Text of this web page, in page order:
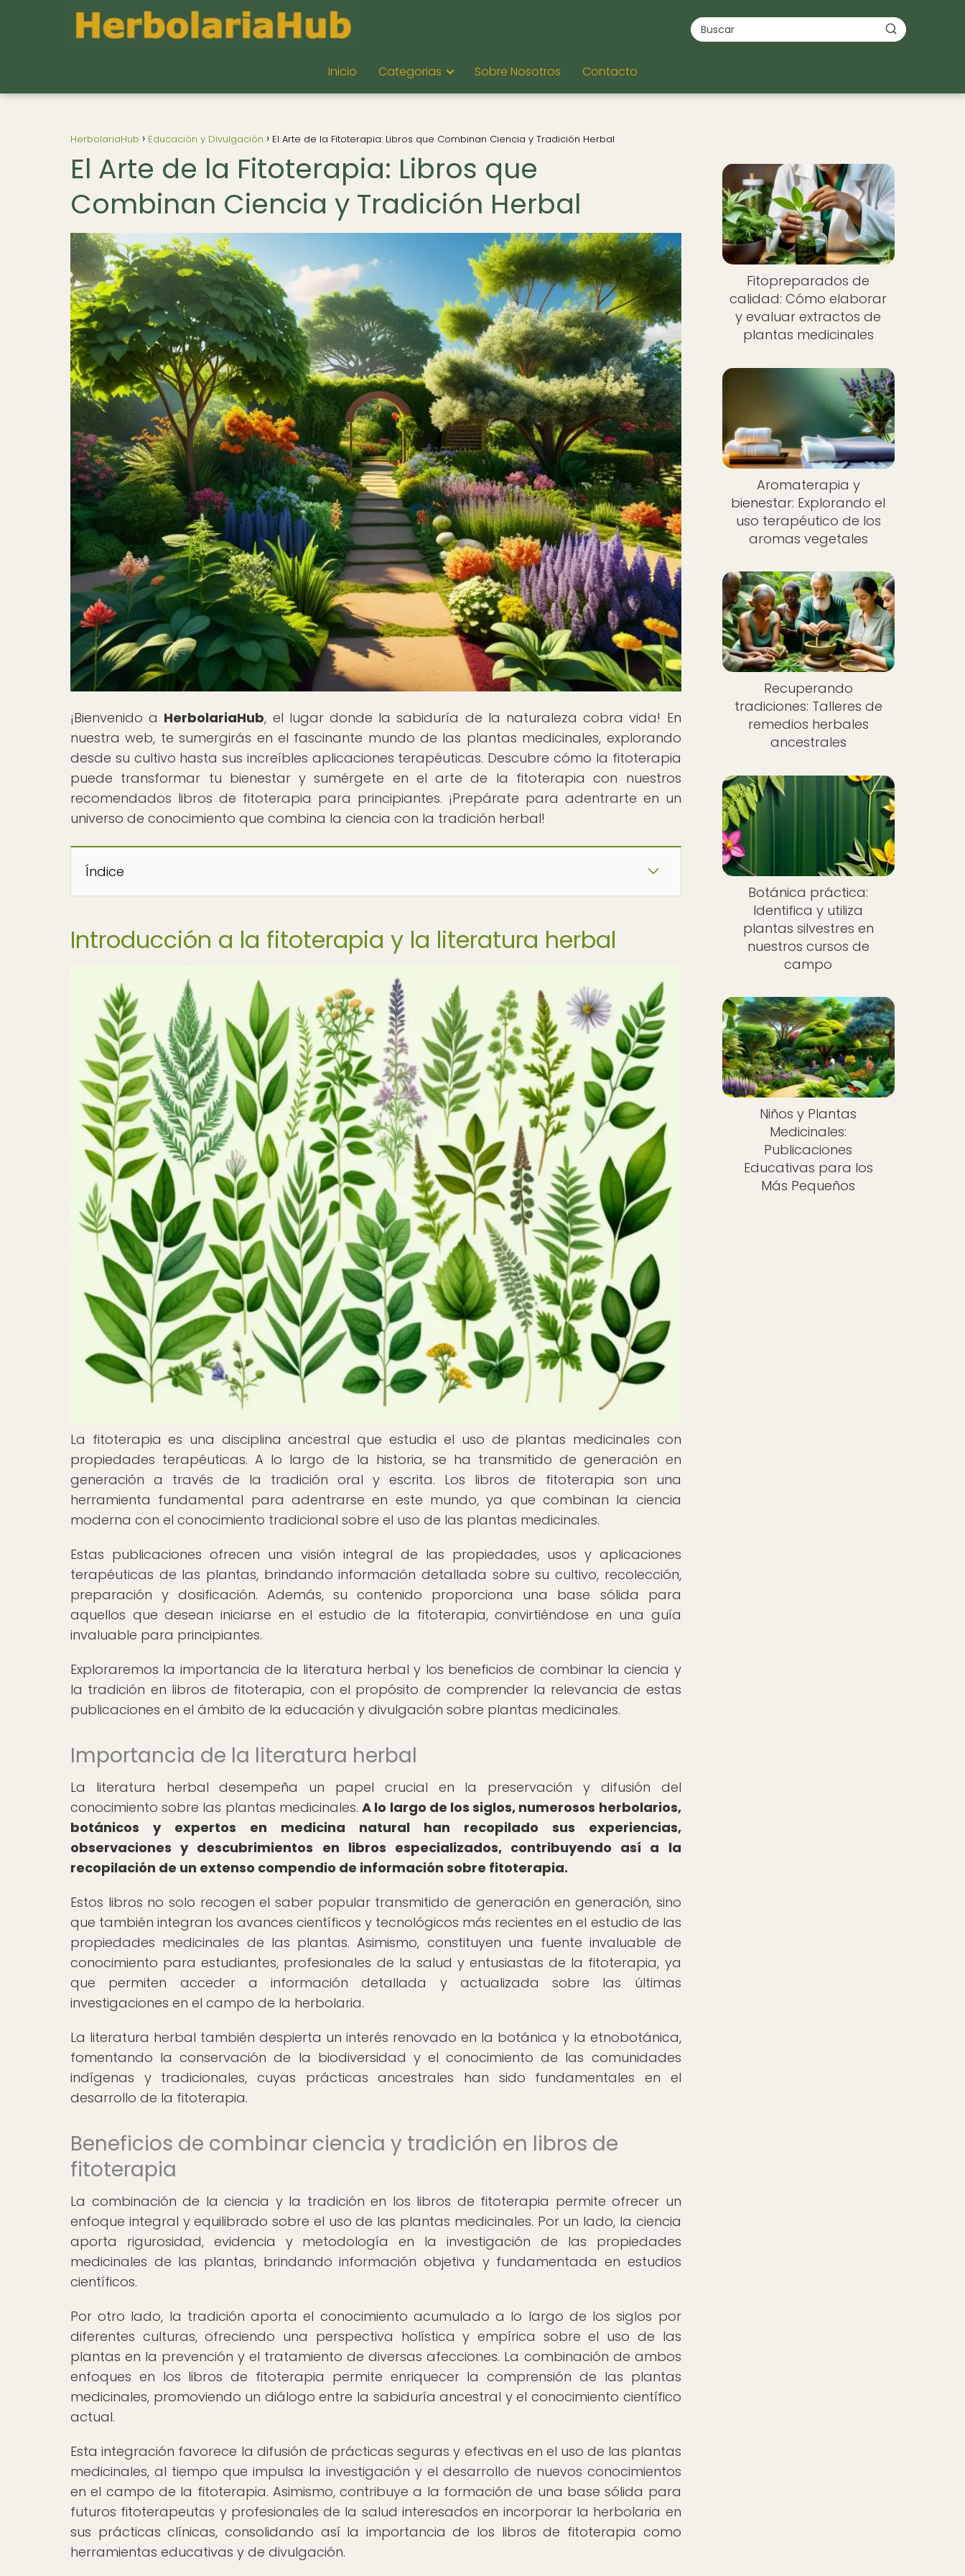
Inicio Categorias Sobre Nosotros Contacto
HerbolariaHub Educación y Divulgación El Arte de la Fitoterapia: Libros que Combinan Ciencia y Tradición Herbal
El Arte de la Fitoterapia: Libros que
Combinan Ciencia y Tradición Herbal
¡Bienvenido a HerbolariaHub, el lugar donde la sabiduría de la naturaleza cobra vida! En
nuestra web, te sumergirás en el fascinante mundo de las plantas medicinales, explorando
desde su cultivo hasta sus increíbles aplicaciones terapéuticas. Descubre cómo la fitoterapia
puede transformar tu bienestar y sumérgete en el arte de la fitoterapia con nuestros
recomendados libros de fitoterapia para principiantes. ¡Prepárate para adentrarte en un
universo de conocimiento que combina la ciencia con la tradición herbal!
Índice
Introducción a la fitoterapia y la literatura herbal
La fitoterapia es una disciplina ancestral que estudia el uso de plantas medicinales con
propiedades terapéuticas. A lo largo de la historia, se ha transmitido de generación en
generación a través de la tradición oral y escrita. Los libros de fitoterapia son una
herramienta fundamental para adentrarse en este mundo, ya que combinan la ciencia
moderna con el conocimiento tradicional sobre el uso de las plantas medicinales.
Estas publicaciones ofrecen una visión integral de las propiedades, usos y aplicaciones
terapéuticas de las plantas, brindando información detallada sobre su cultivo, recolección,
preparación y dosificación. Además, su contenido proporciona una base sólida para
aquellos que desean iniciarse en el estudio de la fitoterapia, convirtiéndose en una guía
invaluable para principiantes.
Exploraremos la importancia de la literatura herbal y los beneficios de combinar la ciencia y
la tradición en libros de fitoterapia, con el propósito de comprender la relevancia de estas
publicaciones en el ámbito de la educación y divulgación sobre plantas medicinales.
Importancia de la literatura herbal
La literatura herbal desempeña un papel crucial en la preservación y difusión del
conocimiento sobre las plantas medicinales.A lo largo de los siglos, numerosos herbolarios,
botánicos y expertos en medicina natural han recopilado sus experiencias,
observaciones y descubrimientos en libros especializados, contribuyendo así a la
recopilación de un extenso compendio de información sobre fitoterapia.
Estos libros no solo recogen el saber popular transmitido de generación en generación, sino
que también integran los avances científicos y tecnológicos más recientes en el estudio de las
propiedades medicinales de las plantas. Asimismo, constituyen una fuente invaluable de
conocimiento para estudiantes, profesionales de la salud y entusiastas de la fitoterapia, ya
que permiten acceder a información detallada y actualizada sobre las últimas
investigaciones en el campo de la herbolaria.
La literatura herbal también despierta un interés renovado en la botánica y la etnobotánica,
fomentando la conservación de la biodiversidad y el conocimiento de las comunidades
indígenas y tradicionales, cuyas prácticas ancestrales han sido fundamentales en el
desarrollo de la fitoterapia.
Beneficios de combinar ciencia y tradición en libros de
fitoterapia
La combinación de la ciencia y la tradición en los libros de fitoterapia permite ofrecer un
enfoque integral y equilibrado sobre el uso de las plantas medicinales. Por un lado, la ciencia
aporta rigurosidad, evidencia y metodología en la investigación de las propiedades
medicinales de las plantas, brindando información objetiva y fundamentada en estudios
científicos.
Por otro lado, la tradición aporta el conocimiento acumulado a lo largo de los siglos por
diferentes culturas, ofreciendo una perspectiva holística y empírica sobre el uso de las
plantas en la prevención y el tratamiento de diversas afecciones. La combinación de ambos
enfoques en los libros de fitoterapia permite enriquecer la comprensión de las plantas
medicinales, promoviendo un diálogo entre la sabiduría ancestral y el conocimiento científico
actual.
Esta integración favorece la difusión de prácticas seguras y efectivas en el uso de las plantas
medicinales, al tiempo que impulsa la investigación y el desarrollo de nuevos conocimientos
en el campo de la fitoterapia. Asimismo, contribuye a la formación de una base sólida para
futuros fitoterapeutas y profesionales de la salud interesados en incorporar la herbolaria en
sus prácticas clínicas, consolidando así la importancia de los libros de fitoterapia como
herramientas educativas y de divulgación.
Fitopreparados de
calidad: Cómo elaborar
y evaluar extractos de
plantas medicinales
Aromaterapia y
bienestar: Explorando el
uso terapéutico de los
aromas vegetales
Recuperando
tradiciones: Talleres de
remedios herbales
ancestrales
Botánica práctica:
Identifica y utiliza
plantas silvestres en
nuestros cursos de
campo
Niños y Plantas
Medicinales:
Publicaciones
Educativas para los
Más Pequeños